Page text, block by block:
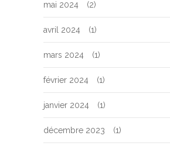
mai 2024 (2)
avril 2024 (1)
mars 2024 (1)
février 2024 (1)
janvier 2024 (1)
décembre 2023 (1)